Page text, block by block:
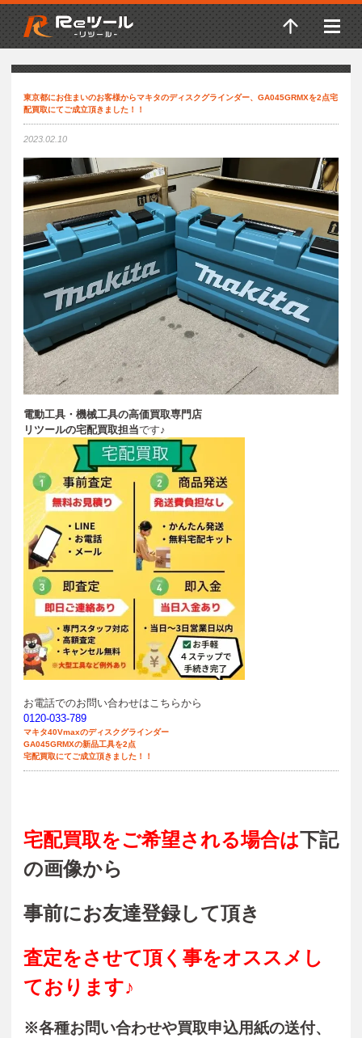
東京都にお住まいのお客様からマキタのディスクグラインダー、GA045GRMXを2点宅
配買取にてご成立頂きました！！
2023.02.10
電動工具・機械工具の高価買取専門店
リツールの宅配買取担当です♪
お電話でのお問い合わせはこちらから
0120-033-789
マキタ40Vmaxのディスクグラインダー
GA045GRMXの新品工具を2点
宅配買取にてご成立頂きました！！
宅配買取をご希望される場合は下記
の画像から
事前にお友達登録して頂き
査定をさせて頂く事をオススメし
ております♪
※各種お問い合わせや買取申込用紙の送付、